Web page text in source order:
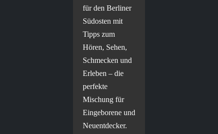
für den Berliner
Südosten mit
Tipps zum
Hören, Sehen,
Schmecken und
Erleben – die
perfekte
Mischung für
Eingeborene und
Neuentdecker.